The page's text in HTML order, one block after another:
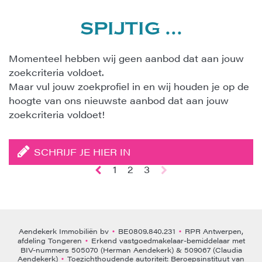
SPIJTIG ...
Momenteel hebben wij geen aanbod dat aan jouw
zoekcriteria voldoet.
Maar vul jouw zoekprofiel in en wij houden je op de
hoogte van ons nieuwste aanbod dat aan jouw
zoekcriteria voldoet!
SCHRIJF JE HIER IN
1
2 3
Aendekerk Immobiliën bv • BE0809.840.231 • RPR Antwerpen,
afdeling Tongeren • Erkend vastgoedmakelaar-bemiddelaar met
BIV-nummers 505070 (Herman Aendekerk) & 509067 (Claudia
Aendekerk) • Toezichthoudende autoriteit: Beroepsinstituut van